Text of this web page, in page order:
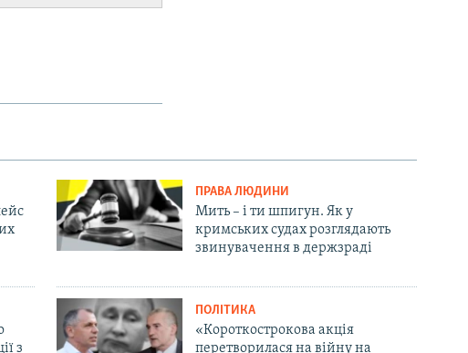
ПРАВА ЛЮДИНИ
Мить – і ти шпигун. Як у
кримських судах розглядають
звинувачення в держзраді
з
ПОЛІТИКА
«Короткострокова акція
перетворилася на війну на